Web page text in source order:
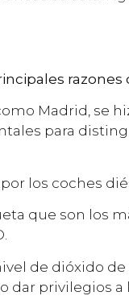
razones
Madrid, se
para
los coches
que son los
de dióxido de
dar privilegios a